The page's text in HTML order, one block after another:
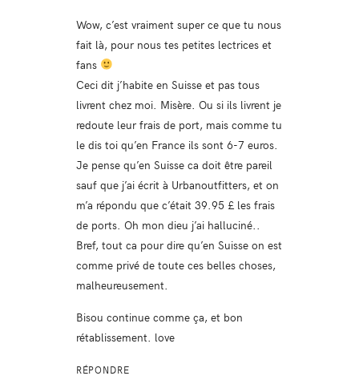
Wow, c’est vraiment super ce que tu nous
fait là, pour nous tes petites lectrices et
fans
Ceci dit j’habite en Suisse et pas tous
livrent chez moi. Misère. Ou si ils livrent je
redoute leur frais de port, mais comme tu
le dis toi qu’en France ils sont 6-7 euros.
Je pense qu’en Suisse ca doit être pareil
sauf que j’ai écrit à Urbanoutfitters, et on
m’a répondu que c’était 39.95 £ les frais
de ports. Oh mon dieu j’ai halluciné..
Bref, tout ca pour dire qu’en Suisse on est
comme privé de toute ces belles choses,
malheureusement.
Bisou continue comme ça, et bon
rétablissement. love
RÉPONDRE